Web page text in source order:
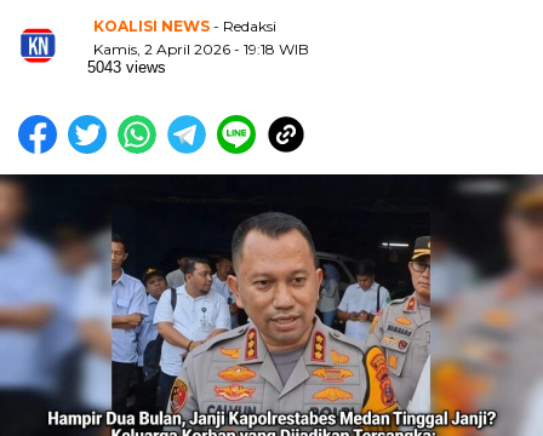
KOALISI NEWS - Redaksi
Kamis, 2 April 2026 - 19:18 WIB
5043 views